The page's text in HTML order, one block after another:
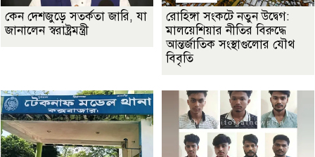
কেন দেশজুড়ে সতর্কতা জারি, যা
জানালেন স্বরাষ্ট্রমন্ত্রী
রোহিঙ্গা সংকটে নতুন উদ্বেগ:
মালয়েশিয়ার নীতির বিরুদ্ধে
আন্তর্জাতিক সংস্থাগুলোর যৌথ
বিবৃতি